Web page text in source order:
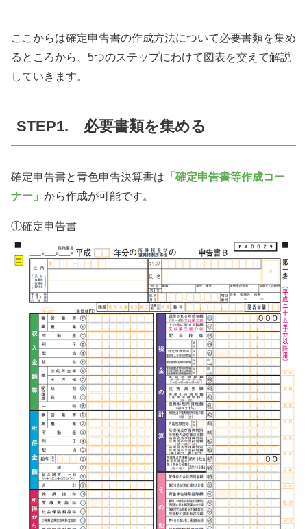
ここからは確定申告書の作成方法について必要書類を集め
るところから、5つのステップにわけて図表を交えて解説
していきます。
STEP1. 必要書類を集める
確定申告書と青色申告決算書は 「確定申告書等作成コー
ナー」 から作成が可能です。
①確定申告書